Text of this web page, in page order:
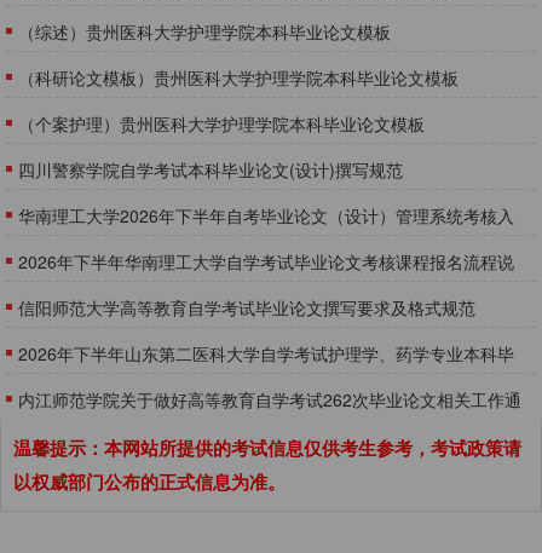
（综述）贵州医科大学护理学院本科毕业论文模板
（科研论文模板）贵州医科大学护理学院本科毕业论文模板
（个案护理）贵州医科大学护理学院本科毕业论文模板
四川警察学院自学考试本科毕业论文(设计)撰写规范
华南理工大学2026年下半年自考毕业论文（设计）管理系统考核入
口使用说明
​2026年下半年华南理工大学自学考试毕业论文考核课程报名流程说
明
信阳师范大学高等教育自学考试毕业论文撰写要求及格式规范
2026年下半年山东第二医科大学自学考试护理学、药学专业本科毕
业论文指导工作通知
内江师范学院关于做好高等教育自学考试262次毕业论文相关工作通
知
温馨提示：本网站所提供的考试信息仅供考生参考，考试政策请
以权威部门公布的正式信息为准。